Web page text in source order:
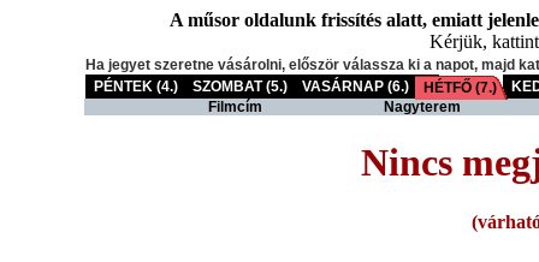
A műsor oldalunk frissítés alatt, emiatt
Kérjük,
Ha jegyet szeretne vásárolni, először válassza ki a napot, majd
PÉNTEK (4.)
SZOMBAT (5.) VASÁRNAP (6.) HÉTFŐ (7.)
Filmcím
Nagyterem
Nincs